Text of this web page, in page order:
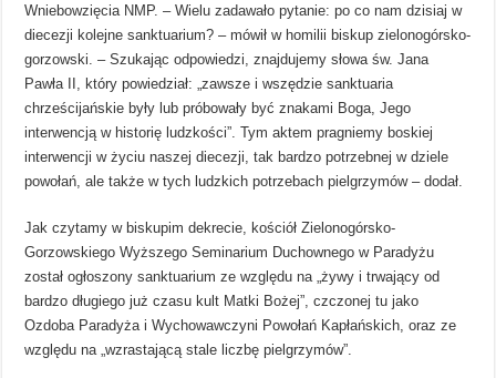
Wniebowzięcia NMP. – Wielu zadawało pytanie: po co nam dzisiaj w
diecezji kolejne sanktuarium? – mówił w homilii biskup zielonogórsko-
gorzowski. – Szukając odpowiedzi, znajdujemy słowa św. Jana
Pawła II, który powiedział: „zawsze i wszędzie sanktuaria
chrześcijańskie były lub próbowały być znakami Boga, Jego
interwencją w historię ludzkości”. Tym aktem pragniemy boskiej
interwencji w życiu naszej diecezji, tak bardzo potrzebnej w dziele
powołań, ale także w tych ludzkich potrzebach pielgrzymów – dodał.
Jak czytamy w biskupim dekrecie, kościół Zielonogórsko-
Gorzowskiego Wyższego Seminarium Duchownego w Paradyżu
został ogłoszony sanktuarium ze względu na „żywy i trwający od
bardzo długiego już czasu kult Matki Bożej”, czczonej tu jako
Ozdoba Paradyża i Wychowawczyni Powołań Kapłańskich, oraz ze
względu na „wzrastającą stale liczbę pielgrzymów”.